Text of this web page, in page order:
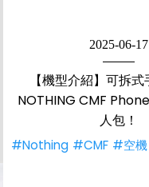
2025-06-17
【機型介紹】可拆式
NOTHING CMF
人包！
#Nothing #CMF #空機